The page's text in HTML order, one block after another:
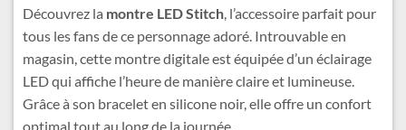
Découvrez la montre LED Stitch , l’accessoire parfait pour
tous les fans de ce personnage adoré. Introuvable en
magasin, cette montre digitale est équipée d’un éclairage
LED qui affiche l’heure de manière claire et lumineuse.
Grâce à son bracelet en silicone noir, elle offre un confort
optimal tout au long de la journée.